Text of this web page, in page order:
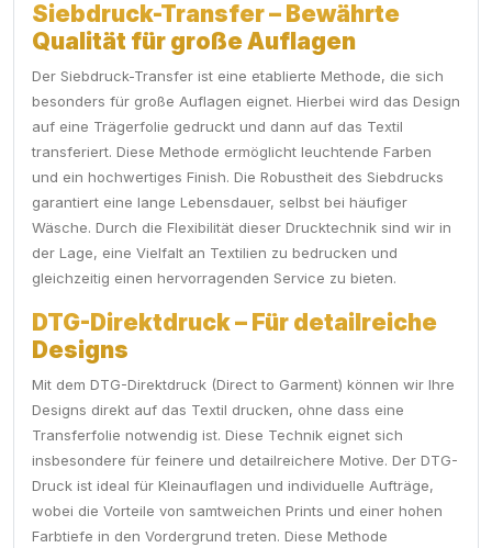
Siebdruck-Transfer – Bewährte
Qualität für große Auflagen
Der Siebdruck-Transfer ist eine etablierte Methode, die sich
besonders für große Auflagen eignet. Hierbei wird das Design
auf eine Trägerfolie gedruckt und dann auf das Textil
transferiert. Diese Methode ermöglicht leuchtende Farben
und ein hochwertiges Finish. Die Robustheit des Siebdrucks
garantiert eine lange Lebensdauer, selbst bei häufiger
Wäsche. Durch die Flexibilität dieser Drucktechnik sind wir in
der Lage, eine Vielfalt an Textilien zu bedrucken und
gleichzeitig einen hervorragenden Service zu bieten.
DTG-Direktdruck – Für detailreiche
Designs
Mit dem DTG-Direktdruck (Direct to Garment) können wir Ihre
Designs direkt auf das Textil drucken, ohne dass eine
Transferfolie notwendig ist. Diese Technik eignet sich
insbesondere für feinere und detailreichere Motive. Der DTG-
Druck ist ideal für Kleinauflagen und individuelle Aufträge,
wobei die Vorteile von samtweichen Prints und einer hohen
Farbtiefe in den Vordergrund treten. Diese Methode